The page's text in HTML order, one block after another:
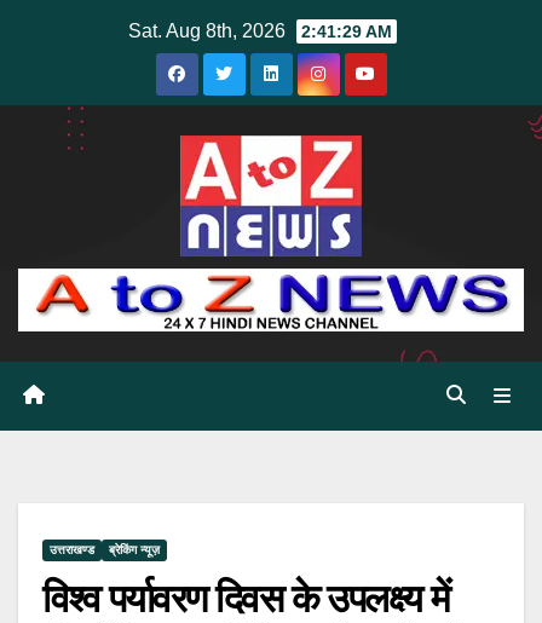
Sat. Aug 8th, 2026 2:41:30 AM
उत्तराखण्ड ब्रेकिंग न्यूज़
विश्व पर्यावरण दिवस के उपलक्ष्य में